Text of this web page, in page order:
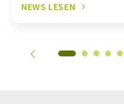
NEWS LESEN